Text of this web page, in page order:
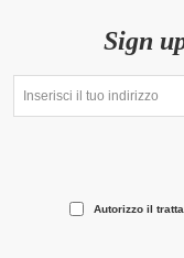
Sign
Autorizzo il